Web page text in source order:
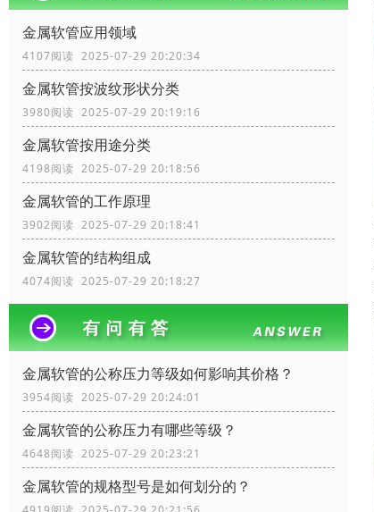
金属软管应用领域
4107阅读 2025-07-29 20:20:34
金属软管按波纹形状分类
3980阅读 2025-07-29 20:19:16
金属软管按用途分类
4198阅读 2025-07-29 20:18:56
金属软管的工作原理
3902阅读 2025-07-29 20:18:41
金属软管的结构组成
4074阅读 2025-07-29 20:18:27
金属软管的公称压力等级如何影响其价格？
3954阅读 2025-07-29 20:24:01
金属软管的公称压力有哪些等级？
4648阅读 2025-07-29 20:23:21
金属软管的规格型号是如何划分的？